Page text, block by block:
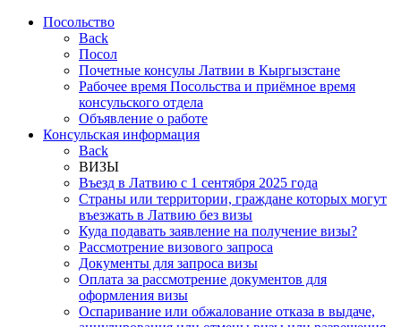
Посольствo
Back
Посол
Почетные консулы Латвии в Кыргызстане
Рабочее время Посольства и приёмное время
консульского отдела
Объявление о работе
Консульская информация
Back
ВИЗЫ
Въезд в Латвию с 1 сентября 2025 года
Страны или территории, граждане которых могут
въезжать в Латвию без визы
Куда подавать заявление на получение визы?
Рассмотрение визового запроса
Документы для запроса визы
Оплата за рассмотрение документов для
оформления визы
Оспаривание или обжалование отказа в выдаче,